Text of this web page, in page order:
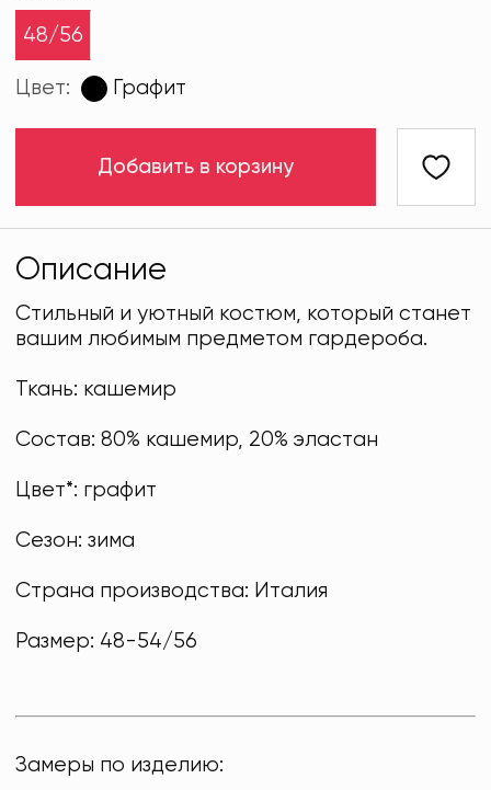
48/56
Цвет: Графит
Добавить в корзину
Описание
Стильный и уютный костюм, который станет
вашим любимым предметом гардероба.
Ткань: кашемир
Состав: 80% кашемир, 20% эластан
Цвет*: графит
Сезон: зима
Страна производства: Италия
Размер: 48-54/56
Замеры по изделию: